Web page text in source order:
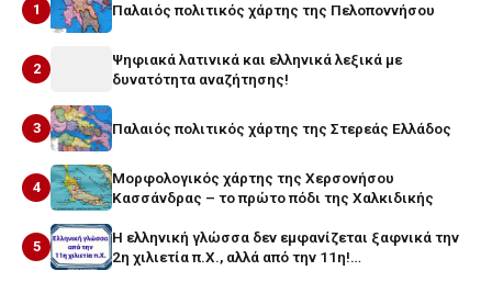
1 Παλαιός πολιτικός χάρτης της Πελοποννήσου
2
Ψηφιακά λατινικά και ελληνικά λεξικά με
δυνατότητα αναζήτησης!
3 Παλαιός πολιτικός χάρτης της Στερεάς Ελλάδος
4
Μορφολογικός χάρτης της Χερσονήσου
Κασσάνδρας – το πρώτο πόδι της Χαλκιδικής
5
Η ελληνική γλώσσα δεν εμφανίζεται ξαφνικά την
2η χιλιετία π.Χ., αλλά από την 11η!…